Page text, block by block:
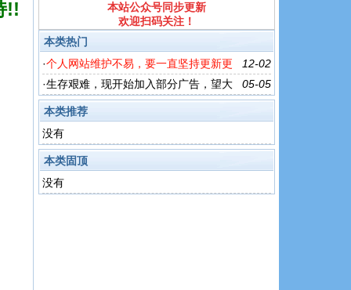
!!
本站公众号同步更新
欢迎扫码关注！
本类热门
12-02
·个人网站维护不易，要一直坚持更新更
是不易，希望大家给于广告上的支持!!
05-05
·生存艰难，现开始加入部分广告，望大
家谅解！
本类推荐
没有
本类固顶
没有